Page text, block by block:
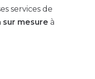
services de
sur mesure à